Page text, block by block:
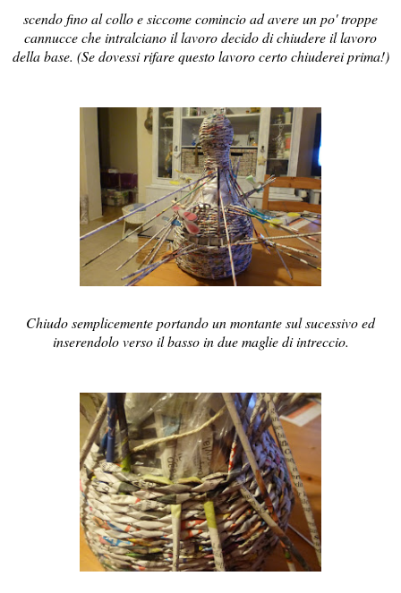
scendo fino al collo e siccome comincio ad avere un po' troppe
cannucce che intralciano il lavoro decido di chiudere il lavoro
della base. (Se dovessi rifare questo lavoro certo chiuderei prima!)
Chiudo semplicemente portando un montante sul sucessivo ed
inserendolo verso il basso in due maglie di intreccio.